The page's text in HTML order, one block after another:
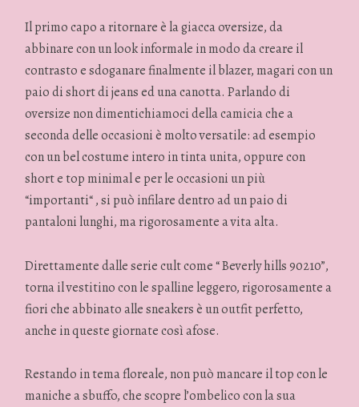
Il primo capo a ritornare è la giacca oversize, da
abbinare con un look informale in modo da creare il
contrasto e sdoganare finalmente il blazer, magari con un
paio di short di jeans ed una canotta. Parlando di
oversize non dimentichiamoci della camicia che a
seconda delle occasioni è molto versatile: ad esempio
con un bel costume intero in tinta unita, oppure con
short e top minimal e per le occasioni un più
“importanti“ , si può infilare dentro ad un paio di
pantaloni lunghi, ma rigorosamente a vita alta.
Direttamente dalle serie cult come “ Beverly hills 90210”,
torna il vestitino con le spalline leggero, rigorosamente a
fiori che abbinato alle sneakers è un outfit perfetto,
anche in queste giornate così afose.
Restando in tema floreale, non può mancare il top con le
maniche a sbuffo, che scopre l’ombelico con la sua